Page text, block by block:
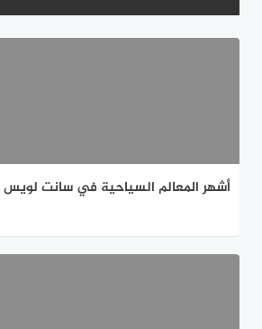
أشهر المعالم السياحية في سانت لويس